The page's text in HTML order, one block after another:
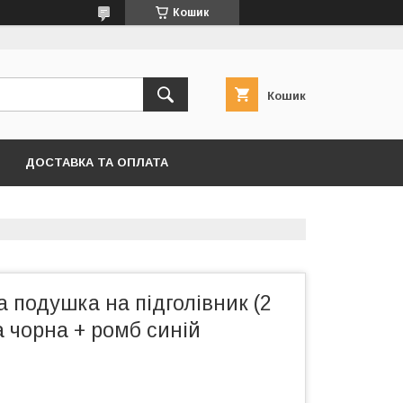
Кошик
Кошик
ДОСТАВКА ТА ОПЛАТА
подушка на підголівник (2
чорна + ромб синій